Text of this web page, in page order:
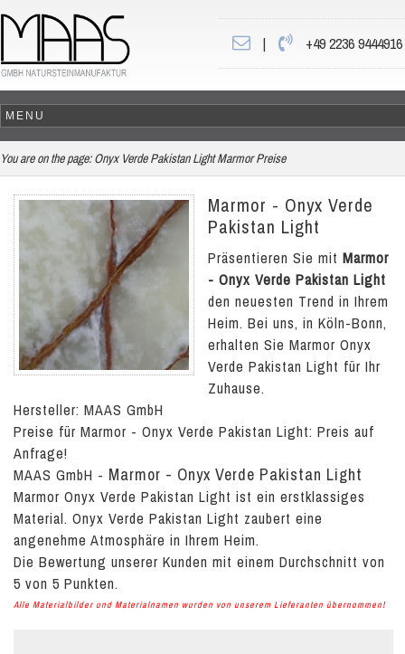
| +49 2236 9444916
You are on the page: Onyx Verde Pakistan Light Marmor Preise
Marmor - Onyx Verde
Pakistan Light
Präsentieren Sie mit Marmor
- Onyx Verde Pakistan Light
den neuesten Trend in Ihrem
Heim. Bei uns, in Köln-Bonn,
erhalten Sie Marmor Onyx
Verde Pakistan Light für Ihr
Zuhause.
Hersteller: MAAS GmbH
Preise für Marmor - Onyx Verde Pakistan Light: Preis auf
Anfrage!
MAAS GmbH - Marmor - Onyx Verde Pakistan Light
Marmor Onyx Verde Pakistan Light ist ein erstklassiges
Material. Onyx Verde Pakistan Light zaubert eine
angenehme Atmosphäre in Ihrem Heim.
Die Bewertung unserer Kunden mit einem Durchschnitt von
5 von 5 Punkten.
Alle Materialbilder und Materialnamen wurden von unserem Lieferanten übernommen!